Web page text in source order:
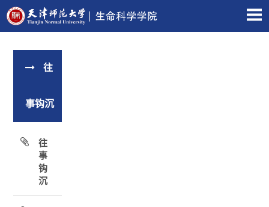
往
事钩沉
往
事
钩
沉